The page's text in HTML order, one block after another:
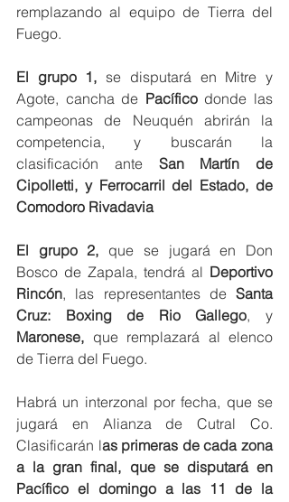
remplazando al equipo de Tierra del
Fuego.
El grupo 1, se disputará en Mitre y
Agote, cancha de Pacífico donde las
campeonas de Neuquén abrirán la
competencia, y buscarán la
clasificación ante San Martín de
Cipolletti, y Ferrocarril del Estado, de
Comodoro Rivadavia
El grupo 2, que se jugará en Don
Bosco de Zapala, tendrá al Deportivo
Rincón, las representantes de Santa
Cruz: Boxing de Rio Gallego
Maronese, que remplazará al elenco
de Tierra del Fuego.
Habrá un interzonal por fecha, que se
jugará en Alianza de Cutral Co.
Clasificarán las primeras de cada zona
a la gran final, que se disputará en
Pacífico el domingo a las 11 de la